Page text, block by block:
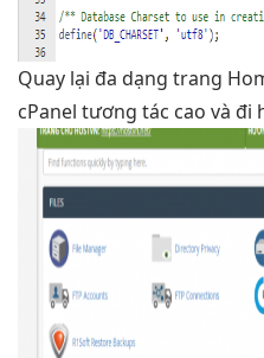
Quay lại đa dạng trang
cPanel tương tác cao và đi